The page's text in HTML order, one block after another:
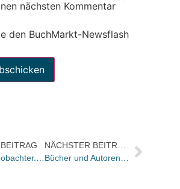
nächsten Kommentar
den BuchMarkt-Newsflash